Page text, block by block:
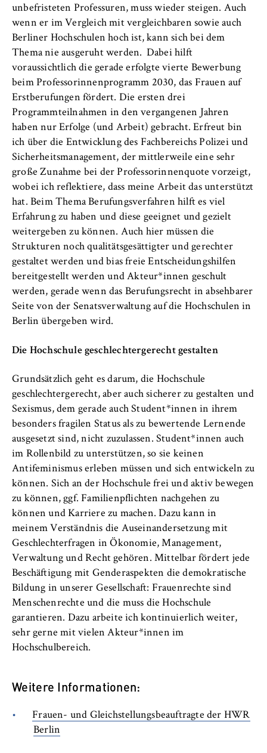
unbefristeten Professuren, muss wieder steigen. Auch
wenn er im Vergleich mit vergleichbaren sowie auch
Berliner Hochschulen hoch ist, kann sich bei dem
Thema nie ausgeruht werden. Dabei hilft
voraussichtlich die gerade erfolgte vierte Bewerbung
beim Professorinnenprogramm 2030, das Frauen auf
Erstberufungen fördert. Die ersten drei
Programmteilnahmen in den vergangenen Jahren
haben nur Erfolge (und Arbeit) gebracht. Erfreut bin
ich über die Entwicklung des Fachbereichs Polizei und
Sicherheitsmanagement, der mittlerweile eine sehr
große Zunahme bei der Professorinnenquote vorzeigt,
wobei ich reflektiere, dass meine Arbeit das unterstützt
hat. Beim Thema Berufungsverfahren hilft es viel
Erfahrung zu haben und diese geeignet und gezielt
weitergeben zu können. Auch hier müssen die
Strukturen noch qualitätsgesättigter und gerechter
gestaltet werden und bias freie Entscheidungshilfen
bereitgestellt werden und Akteur*innen geschult
werden, gerade wenn das Berufungsrecht in absehbarer
Seite von der Senatsverwaltung auf die Hochschulen in
Berlin übergeben wird.
Die Hochschule geschlechtergerecht gestalten
Grundsätzlich geht es darum, die Hochschule
geschlechtergerecht, aber auch sicherer zu gestalten und
Sexismus, dem gerade auch Student*innen in ihrem
besonders fragilen Status als zu bewertende Lernende
ausgesetzt sind, nicht zuzulassen. Student*innen auch
im Rollenbild zu unterstützen, so sie keinen
Antifeminismus erleben müssen und sich entwickeln zu
können. Sich an der Hochschule frei und aktiv bewegen
zu können, ggf. Familienpflichten nachgehen zu
können und Karriere zu machen. Dazu kann in
meinem Verständnis die Auseinandersetzung mit
Geschlechterfragen in Ökonomie, Management,
Verwaltung und Recht gehören. Mittelbar fördert jede
Beschäftigung mit Genderaspekten die demokratische
Bildung in unserer Gesellschaft: Frauenrechte sind
Menschenrechte und die muss die Hochschule
garantieren. Dazu arbeite ich kontinuierlich weiter,
sehr gerne mit vielen Akteur*innen im
Hochschulbereich.
Weitere Informationen:
Frauen- und Gleichstellungsbeauftragte der HWR
Berlin